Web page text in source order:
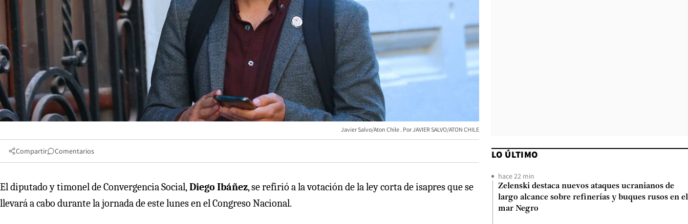
Javier Salvo/Aton Chile JAVIER SALVO/ATON CHILE
Compartir Comentarios
El diputado y timonel de Convergencia Social,Diego Ibáñez, se refirió a la votación de la ley corta de isapres que se
llevará a cabo durante la jornada de este lunes en el Congreso Nacional.
LO ÚLTIMO
hace 22 min
Zelenski destaca nuevos ataques ucranianos de
largo alcance sobre refinerías y buques rusos en el
mar Negro